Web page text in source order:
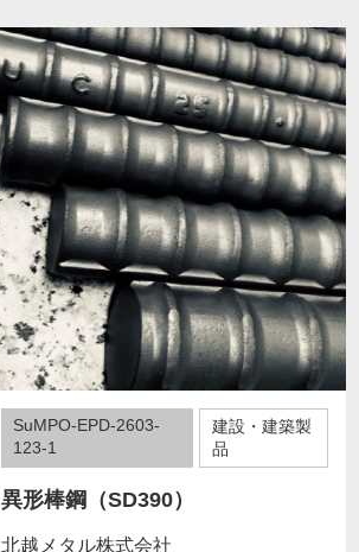
SuMPO-EPD-2603-
123-1
建設・建築製
品
異形棒鋼（SD390）
北越メタル株式会社